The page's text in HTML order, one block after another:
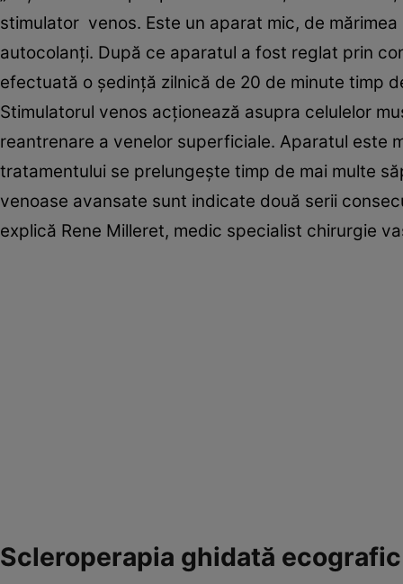
stimulator venos. Este un aparat mic, de
autocolanţi. După ce aparatul a fost reglat prin
efectuată o şedinţă zilnică de 20 de minute timp
Stimulatorul venos acţionează asupra celulelor
reantrenare a venelor superficiale. Aparatul este
tratamentului se prelungeşte timp de mai multe
venoase avansate sunt indicate două serii
explică Rene Milleret, medic specialist chirurgie
Scleroperapia ghidată ecografic